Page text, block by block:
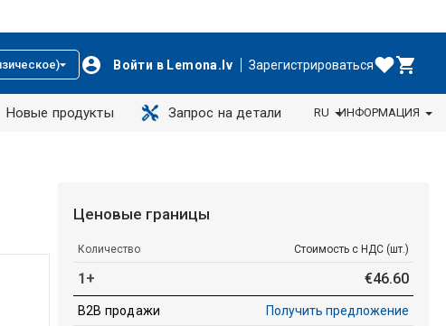
Войти в Lemona.lv Зарегистрироваться
Новые продукты Запрос на детали RU ИНФОРМАЦИЯ
Ценовые границы
Количество Стоимость с НДС (шт.)
1+ €46.60
B2B продажи Получить предложение